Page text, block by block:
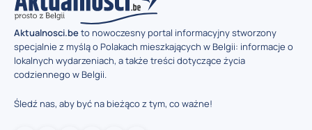
Aktualnosci.beto nowoczesny portal informacyjny stworzony
specjalnie z myślą o Polakach mieszkających w Belgii: informacje o
lokalnych wydarzeniach, a także treści dotyczące życia
codziennego w Belgii.
Śledź nas, aby być na bieżąco z tym, co ważne!